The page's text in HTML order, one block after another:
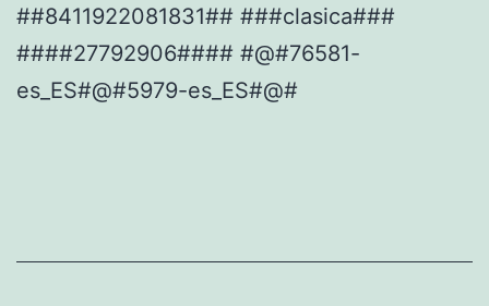
##8411922081831## ###clasica###
####27792906#### #@#76581-
es_ES#@#5979-es_ES#@#